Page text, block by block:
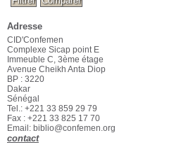
Adresse
CID'Confemen
Complexe Sicap point E
Immeuble C, 3ème étage
Avenue Cheikh Anta Diop
BP : 3220
Dakar
Sénégal
Tel.: +221 33 859 29 79
Fax : +221 33 825 17 70
Email: biblio@confemen.org
contact